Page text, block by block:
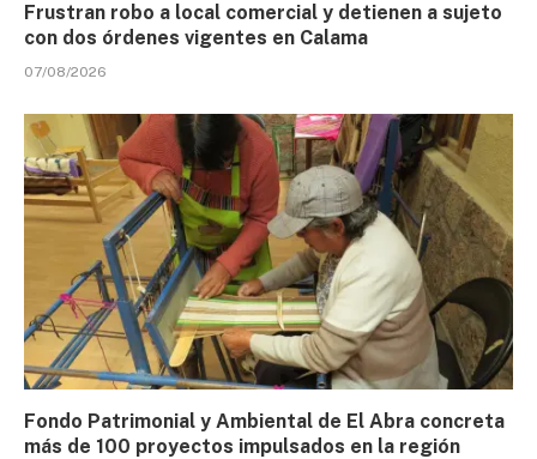
Frustran robo a local comercial y detienen a sujeto
con dos órdenes vigentes en Calama
07/08/2026
Fondo Patrimonial y Ambiental de El Abra concreta
más de 100 proyectos impulsados en la región